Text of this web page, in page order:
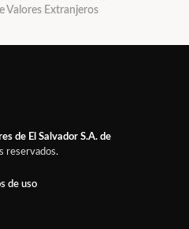
Valores Extranjeros
de El Salvador S.A. de
reservados.
de uso